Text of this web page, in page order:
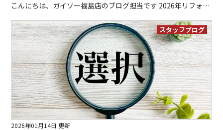
こんにちは、ガイソー福島店のブログ担当です 2026年リフォーム計画、今回は5月編です
2026年01月14日 更新
スタッフブログ